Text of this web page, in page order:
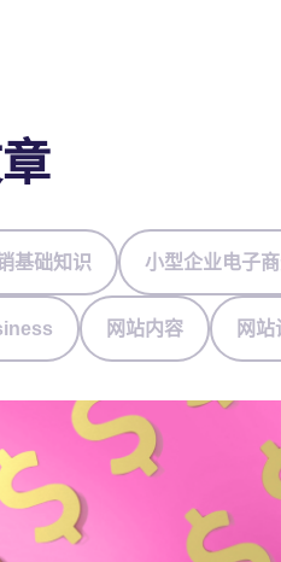
基础知识 小型企业电子
网站内容 网站